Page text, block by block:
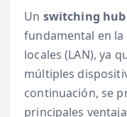
Un switching hub
fundamental en
locales (LAN), ya
múltiples
continuación, se
principales